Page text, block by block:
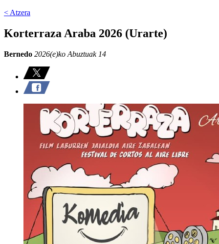
< Atzera
Korterraza Araba 2026 (Urarte)
Bernedo 2026(e)ko Abuztuak 14